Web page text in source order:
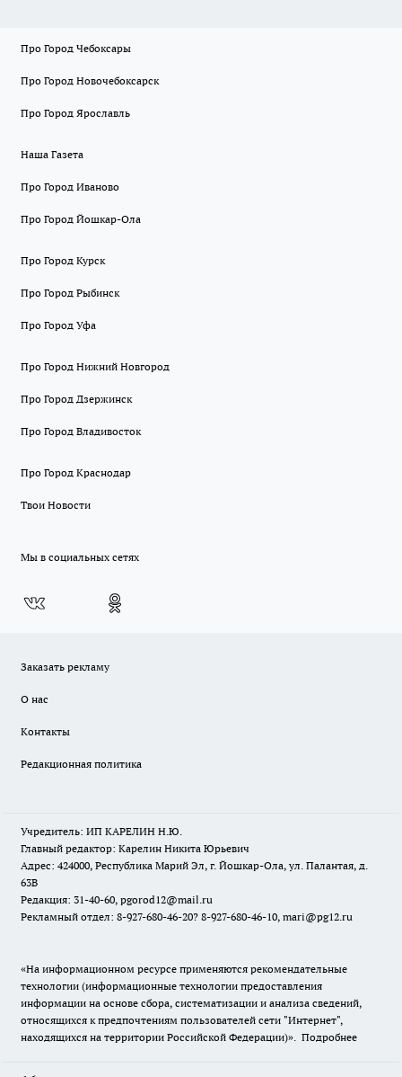
Про Город Чебоксары
Про Город Новочебоксарск
Про Город Ярославль
Наша Газета
Про Город Иваново
Про Город Йошкар-Ола
Про Город Курск
Про Город Рыбинск
Про Город Уфа
Про Город Нижний Новгород
Про Город Дзержинск
Про Город Владивосток
Про Город Краснодар
Твои Новости
Мы в социальных сетях
Заказать рекламу
О нас
Контакты
Редакционная политика
Учредитель: ИП КАРЕЛИН Н.Ю.
Главный редактор: Карелин Никита Юрьевич
Адрес: 424000, Республика Марий Эл, г. Йошкар-Ола, ул. Палантая, д.
63В
Редакция: 31-40-60, pgorod12@mail.ru
Рекламный отдел: 8-927-680-46-20? 8-927-680-46-10, mari@pg12.ru
«На информационном ресурсе применяются рекомендательные
технологии (информационные технологии предоставления
информации на основе сбора, систематизации и анализа сведений,
относящихся к предпочтениям пользователей сети "Интернет",
находящихся на территории Российской Федерации)». Подробнее